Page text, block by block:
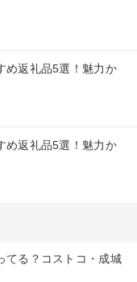
め返礼品5選！魅力か
め返礼品5選！魅力か
てる？コストコ・成城